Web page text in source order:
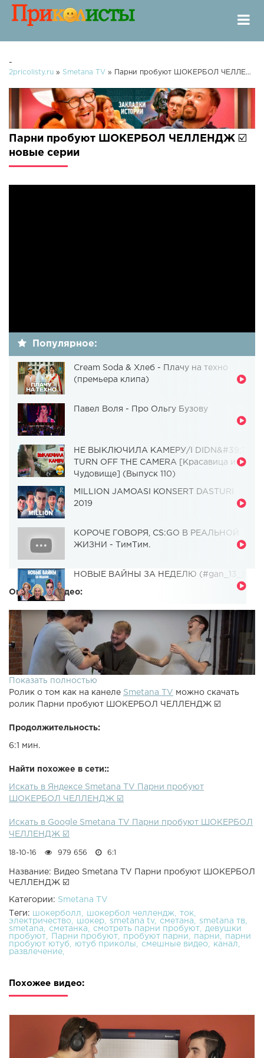
-
2pricolisty.ru » Smetana TV » Парни пробуют ШОКЕРБОЛ ЧЕЛЛЕНДЖ ☑️
Парни пробуют ШОКЕРБОЛ ЧЕЛЛЕНДЖ ☑️
новые серии
Популярное:
Cream Soda & Хлеб - Плачу на техно
(премьера клипа)
Павел Воля - Про Ольгу Бузову
НЕ ВЫКЛЮЧИЛА КАМЕРУ/I DIDN&#39;T
TURN OFF THE CAMERA [Красавица и
Чудовище] (Выпуск 110)
MILLION JAMOASI KONSERT DASTURI
2019
КОРОЧЕ ГОВОРЯ, CS:GO В РЕАЛЬНОЙ
ЖИЗНИ - ТимТим.
НОВЫЕ ВАЙНЫ ЗА НЕДЕЛЮ (#gan_13_)
Описание видео:
Показать полностью
Ролик о том как на канеле Smetana TV можно скачать
ролик Парни пробуют ШОКЕРБОЛ ЧЕЛЛЕНДЖ ☑️
Продолжительность:
6:1 мин.
Найти похожее в сети::
Искать в Яндексе Smetana TV Парни пробуют
ШОКЕРБОЛ ЧЕЛЛЕНДЖ ☑️
Искать в Google Smetana TV Парни пробуют ШОКЕРБОЛ
ЧЕЛЛЕНДЖ ☑️
18-10-16 979 656 6:1
Название: Видео Smetana TV Парни пробуют ШОКЕРБОЛ
ЧЕЛЛЕНДЖ ☑️
Категории: Smetana TV
Теги: шокерболл шокербол челлендж
ток
электричество
шокер smetana tv сметана
smetana тв
smetana
сметанка смотреть парни пробуют
девушки
пробуют
Парни пробуют пробуют парни парни
парни
пробуют ютуб
ютуб приколы смешные видео
канал
развлечение
Похожее видео: